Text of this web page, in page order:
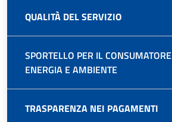
QUALITÀ DEL SERVIZIO
SPORTELLO PER IL CONSUMATORE
ENERGIA E AMBIENTE
TRASPARENZA NEI PAGAMENTI